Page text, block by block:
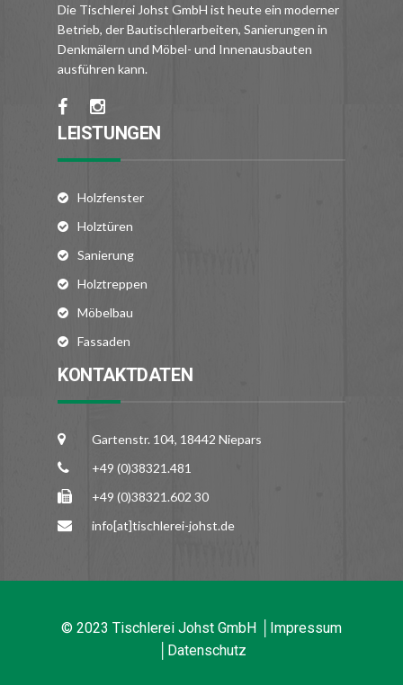
Die Tischlerei Johst GmbH ist heute ein moderner
Betrieb, der Bautischlerarbeiten, Sanierungen in
Denkmälern und Möbel- und Innenausbauten
ausführen kann.
LEISTUNGEN
Holzfenster
Holztüren
Sanierung
Holztreppen
Möbelbau
Fassaden
KONTAKTDATEN
Gartenstr. 104, 18442 Niepars
+49 (0)38321.481
+49 (0)38321.602 30
info[at]tischlerei-johst.de
© 2023 Tischlerei Johst GmbH │ Impressum
Datenschutz